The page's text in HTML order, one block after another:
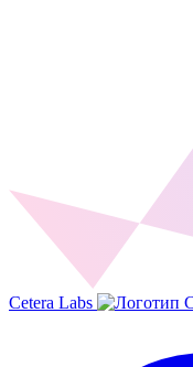
Cetera Labs